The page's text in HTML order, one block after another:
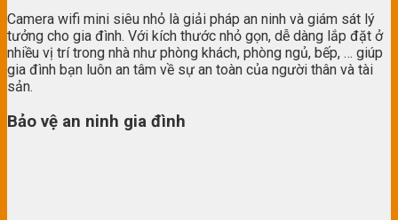
Camera wifi mini siêu nhỏ là giải pháp an ninh và giám sát lý
tưởng cho gia đình. Với kích thước nhỏ gọn, dễ dàng lắp đặt ở
nhiều vị trí trong nhà như phòng khách, phòng ngủ, bếp, … giúp
gia đình bạn luôn an tâm về sự an toàn của người thân và tài
sản.
Bảo vệ an ninh gia đình